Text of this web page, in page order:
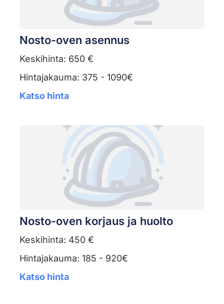
Nosto-oven asennus
Keskihinta: 650 €
Hintajakauma: 375 - 1090€
Katso hinta
Nosto-oven korjaus ja huolto
Keskihinta: 450 €
Hintajakauma: 185 - 920€
Katso hinta